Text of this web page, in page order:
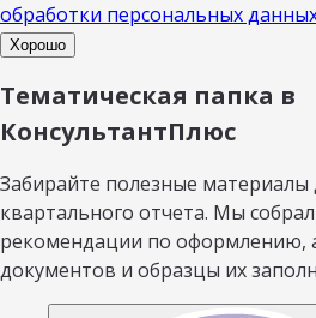
обработки персональных
Хорошо
Тематическая папка в
КонсультантПлюс
Забирайте полезные материалы
квартального отчета. Мы
рекомендации по оформлению,
документов и образцы их